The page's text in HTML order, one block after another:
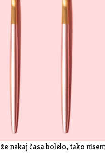
nekaj časa bolelo, tako